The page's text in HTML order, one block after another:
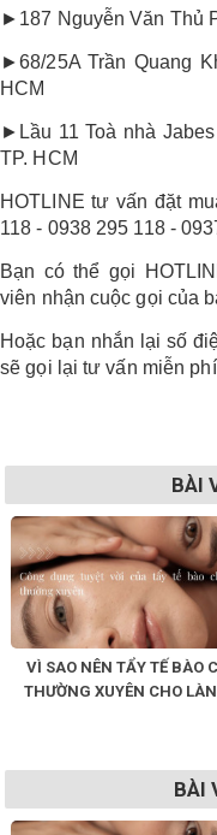
►187 Nguyễn Văn Thủ
►68/25A Trần Quang
HCM
►Lầu 11 Toà nhà
TP. HCM
HOTLINE tư vấn đặt
118 - 0938 295 118 -
Bạn có thể gọi
viên nhận cuộc gọi của
Hoặc bạn nhắn lại số
sẽ gọi lại tư vấn miễn
BÀI
VÌ SAO NÊN TẨY TẾ BÀO
THƯỜNG XUYÊN CHO
BÀI